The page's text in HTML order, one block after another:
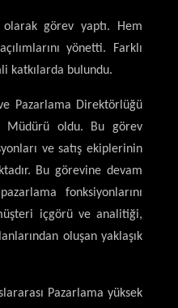
olarak görev yaptı. Hem
yönetti. Farklı
katkılarda bulundu.
Pazarlama Direktörlüğü
Müdürü oldu. Bu görev
ve satış ekiplerinin
Bu görevine devam
fonksiyonlarını
içgörü ve analitiği,
oluşan yaklaşık
Pazarlama yüksek